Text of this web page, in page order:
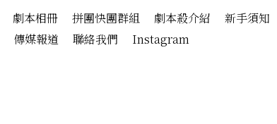
劇本相冊 拼團快團群組 劇本殺介紹 新手須知
傳媒報道 聯絡我們 Instagram